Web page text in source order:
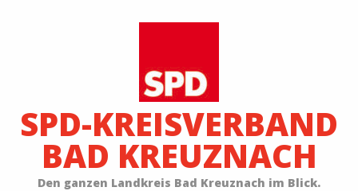
SPD-KREISVERBAND
BAD KREUZNACH
Den ganzen Landkreis Bad Kreuznach im Blick.